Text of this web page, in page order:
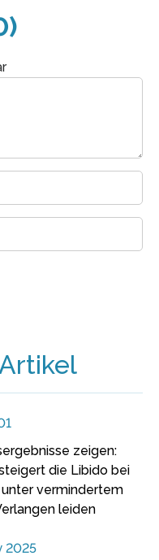
zeigen:
die Libido bei
unter vermindertem
leiden
2025